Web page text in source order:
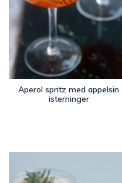
Aperol spritz med appelsin
isterninger